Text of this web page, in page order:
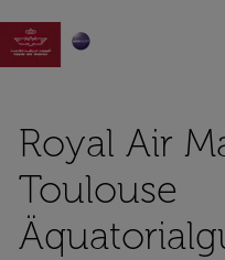

Royal Air
Toulouse